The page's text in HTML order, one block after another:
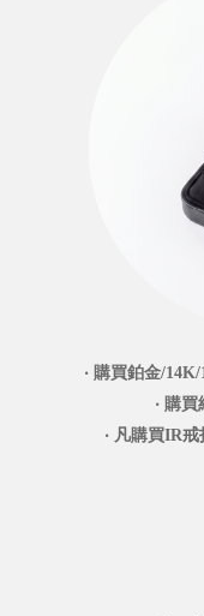
‧ 購買鉑金/
‧ 購
‧ 凡購買IR